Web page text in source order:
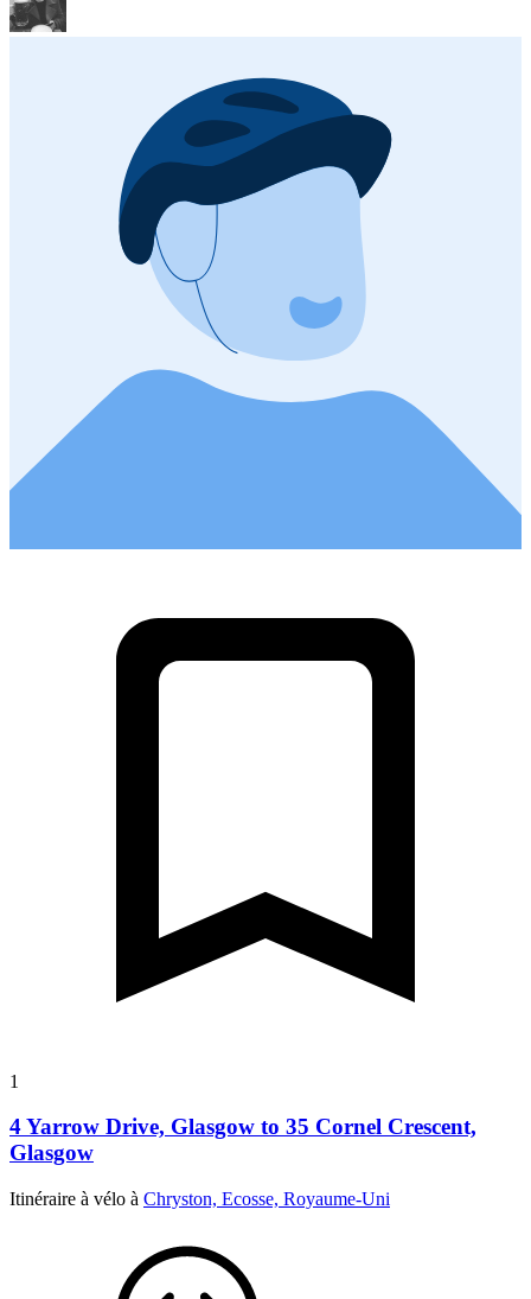
1
4 Yarrow Drive, Glasgow to 35 Cornel Crescent,
Glasgow
Itinéraire à vélo à Chryston, Ecosse, Royaume-Uni